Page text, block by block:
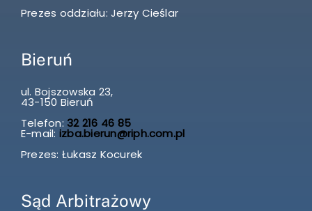
Prezes oddziału: Jerzy Cieślar
Bieruń
ul. Bojszowska 23,
43-150 Bieruń
Telefon: 32 216 46 85
E-mail: izba.bierun@riph.com.pl
Prezes: Łukasz Kocurek
Sąd Arbitrażowy